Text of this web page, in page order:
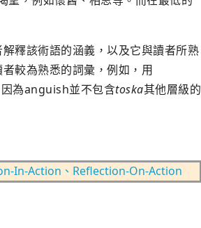
釋該術語的涵義，以及它與讀者所熟
較為熟悉的詞彙，例如，用
因為anguish並不包含toska其他層級的
In-Action、Reflection-On-Action